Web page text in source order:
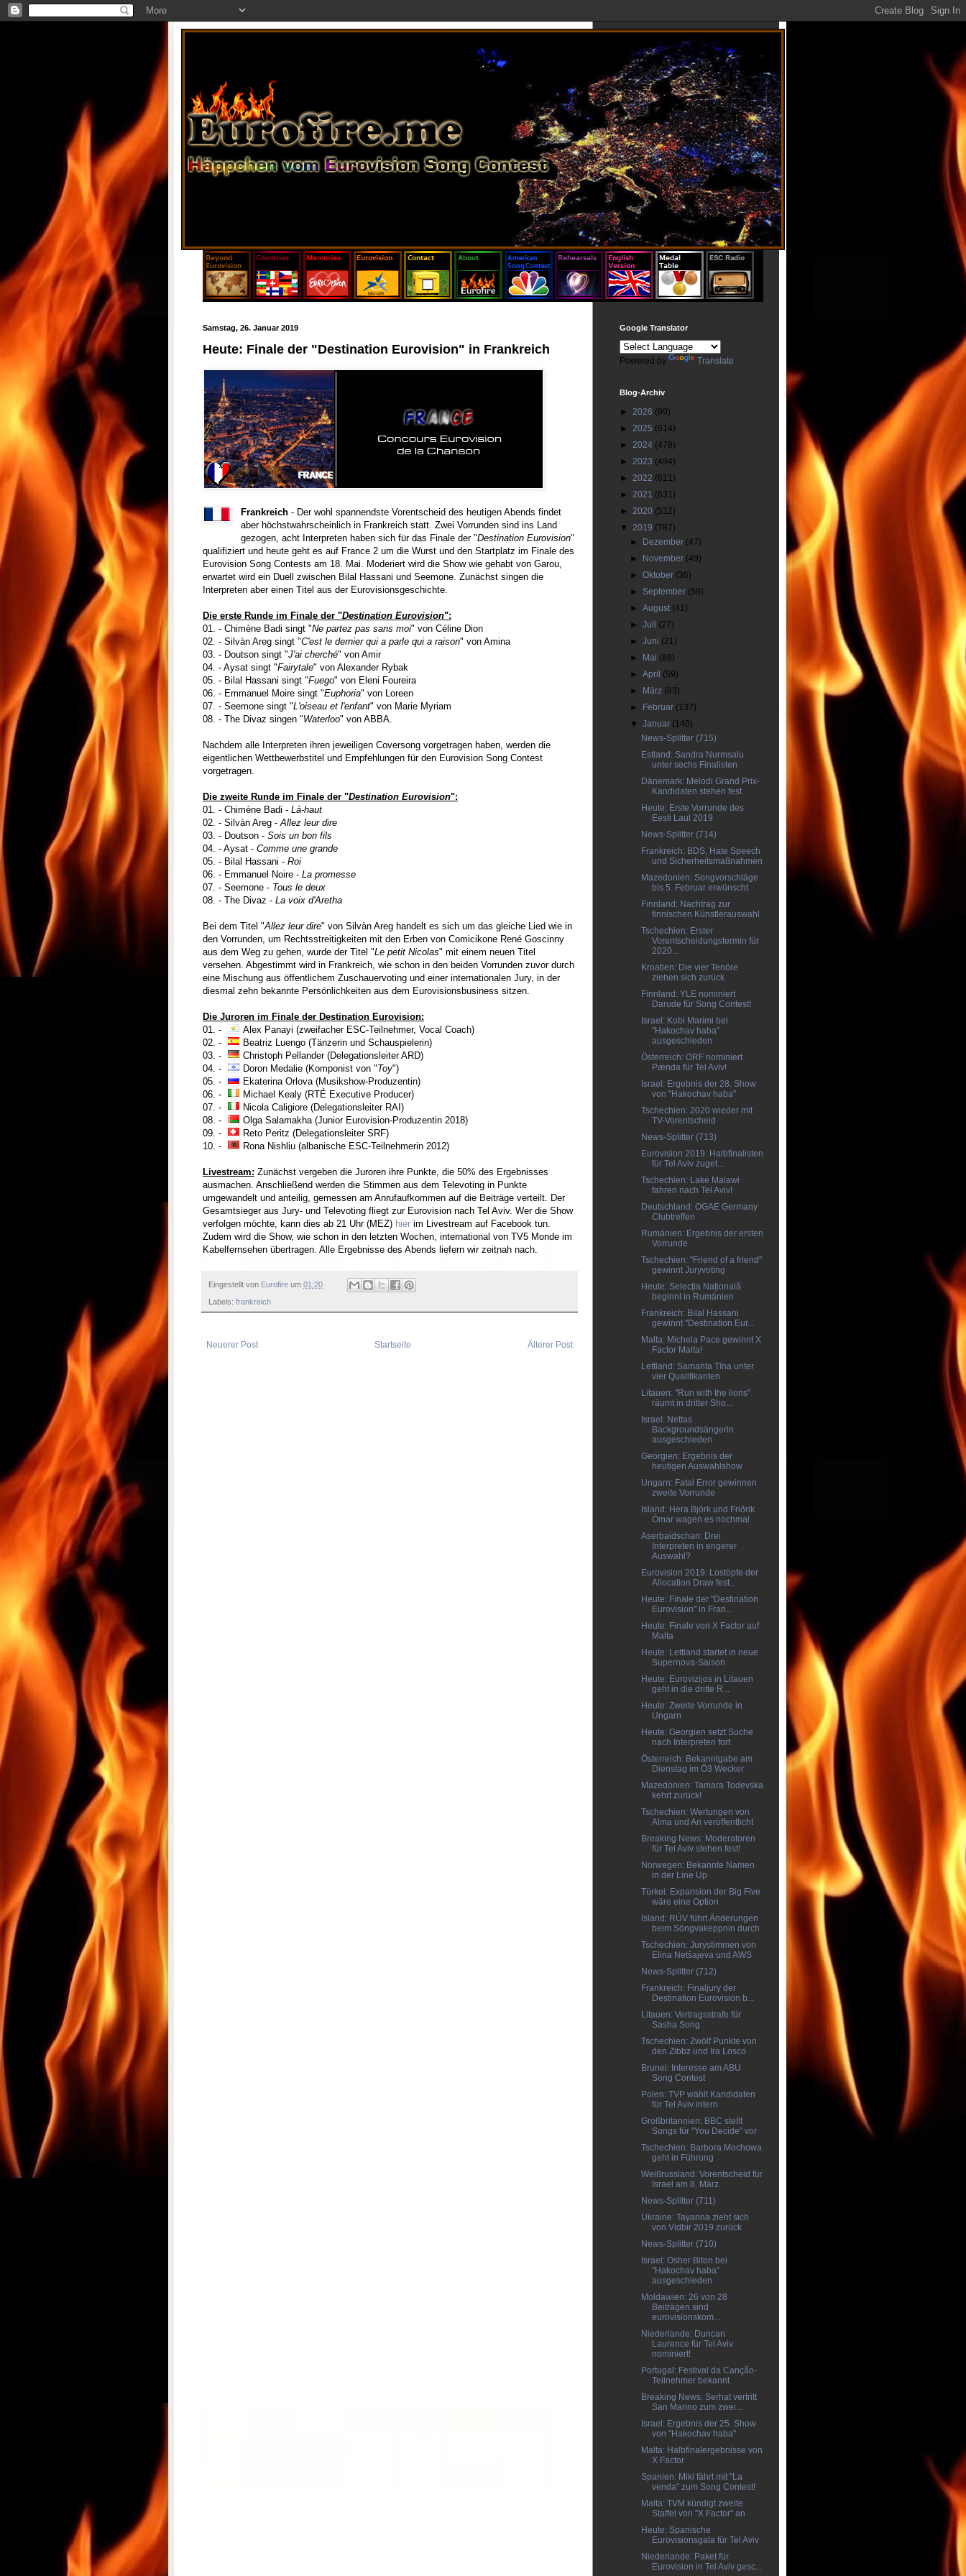
Samstag, 26. Januar 2019
Heute: Finale der "Destination Eurovision" in Frankreich
Frankreich- Der wohl spannendste Vorentscheid des heutigen Abends findet
aber höchstwahrscheinlich in Frankreich statt. Zwei Vorrunden sind ins Land
gezogen, acht Interpreten haben sich für das Finale der "Destination Eurovision"
qualifiziert und heute geht es auf France 2 um die Wurst und den Startplatz im Finale des
Eurovision Song Contests am 18. Mai. Moderiert wird die Show wie gehabt von Garou,
erwartet wird ein Duell zwischen Bilal Hassani und Seemone. Zunächst singen die
Interpreten aber einen Titel aus der Eurovisionsgeschichte.
Die erste Runde im Finale der "Destination Eurovision":
01. - Chimène Badi singt "Ne partez pas sans moi" von Céline Dion
02. - Silvàn Areg singt "C'est le dernier qui a parle qui a raison" von Amina
03. - Doutson singt "J'ai cherché" von Amir
04. - Aysat singt "Fairytale" von Alexander Rybak
05. - Bilal Hassani singt "Fuego" von Eleni Foureira
06. - Emmanuel Moire singt "Euphoria" von Loreen
07. - Seemone singt "L'oiseau et l'enfant" von Marie Myriam
08. - The Divaz singen "Waterloo" von ABBA.
Nachdem alle Interpreten ihren jeweiligen Coversong vorgetragen haben, werden die
eigentlichen Wettbewerbstitel und Empfehlungen für den Eurovision Song Contest
vorgetragen.
Die zweite Runde im Finale der "Destination Eurovision":
01. - Chimène Badi - Là-haut
02. - Silvàn Areg - Allez leur dire
03. - Doutson - Sois un bon fils
04. - Aysat - Comme une grande
05. - Bilal Hassani - Roi
06. - Emmanuel Noire - La promesse
07. - Seemone - Tous le deux
08. - The Divaz - La voix d'Aretha
Bei dem Titel "Allez leur dire" von Silvàn Areg handelt es sich um das gleiche Lied wie in
den Vorrunden, um Rechtsstreitigkeiten mit den Erben von Comicikone René Goscinny
aus dem Weg zu gehen, wurde der Titel "Le petit Nicolas" mit einem neuen Titel
versehen. Abgestimmt wird in Frankreich, wie schon in den beiden Vorrunden zuvor durch
eine Mischung aus öffentlichem Zuschauervoting und einer internationalen Jury, in der
diesmal zehn bekannte Persönlichkeiten aus dem Eurovisionsbusiness sitzen.
Die Juroren im Finale der Destination Eurovision:
01. -
Alex Panayi (zweifacher ESC-Teilnehmer, Vocal Coach)
02. -
Beatriz Luengo (Tänzerin und Schauspielerin)
03. -
Christoph Pellander (Delegationsleiter ARD)
04. -
Doron Medalie (Komponist von "Toy")
05. -
Ekaterina Orlova (Musikshow-Produzentin)
06. -
Michael Kealy (RTÉ Executive Producer)
07. -
Nicola Caligiore (Delegationsleiter RAI)
08. -
Olga Salamakha (Junior Eurovision-Produzentin 2018)
09. -
Reto Peritz (Delegationsleiter SRF)
10. -
Rona Nishliu (albanische ESC-Teilnehmerin 2012)
Livestream: Zunächst vergeben die Juroren ihre Punkte, die 50% des Ergebnisses
ausmachen. Anschließend werden die Stimmen aus dem Televoting in Punkte
umgewandelt und anteilig, gemessen am Anrufaufkommen auf die Beiträge verteilt. Der
Gesamtsieger aus Jury- und Televoting fliegt zur Eurovision nach Tel Aviv. Wer die Show
verfolgen möchte, kann dies ab 21 Uhr (MEZ) hier im Livestream auf Facebook tun.
Zudem wird die Show, wie schon in den letzten Wochen, international von TV5 Monde im
Kabelfernsehen übertragen. Alle Ergebnisse des Abends liefern wir zeitnah nach.
Eingestellt von Eurofire um 01:20
Labels: frankreich
Neuerer Post Älterer Post
Startseite
Google Translator
Powered by Translate
Blog-Archiv
► 2026 (99)
► 2025 (614)
► 2024 (478)
► 2023 (494)
► 2022 (611)
► 2021 (631)
► 2020 (512)
▼ 2019 (787)
►
Dezember (47)
►
November (49)
►Oktober (36)
► September (58)
►August (41)
►Juli (27)
►Juni (21)
►
Mai (89)
►April (59)
►
März (83)
►
Februar (137)
▼Januar (140)
News-Splitter (715)
Estland: Sandra Nurmsalu
unter sechs Finalisten
Dänemark: Melodi Grand Prix-
Kandidaten stehen fest
Heute: Erste Vorrunde des
Eesti Laul 2019
News-Splitter (714)
Frankreich: BDS, Hate Speech
und Sicherheitsmaßnahmen
Mazedonien: Songvorschläge
bis 5. Februar erwünscht
Finnland: Nachtrag zur
finnischen Künstlerauswahl
Tschechien: Erster
Vorentscheidungstermin für
2020...
Kroatien: Die vier Tenöre
ziehen sich zurück
Finnland: YLE nominiert
Darude für Song Contest!
Israel: Kobi Marimi bei
"Hakochav haba"
ausgeschieden
Österreich: ORF nominiert
Pænda für Tel Aviv!
Israel: Ergebnis der 28. Show
von "Hakochav haba"
Tschechien: 2020 wieder mit
TV-Vorentscheid
News-Splitter (713)
Eurovision 2019: Halbfinalisten
für Tel Aviv zuget...
Tschechien: Lake Malawi
fahren nach Tel Aviv!
Deutschland: OGAE Germany
Clubtreffen
Rumänien: Ergebnis der ersten
Vorrunde
Tschechien: "Friend of a friend"
gewinnt Juryvoting
Heute: Selecția Națională
beginnt in Rumänien
Frankreich: Bilal Hassani
gewinnt "Destination Eur...
Malta: Michela Pace gewinnt X
Factor Malta!
Lettland: Samanta Tīna unter
vier Qualifikanten
Litauen: "Run with the lions"
räumt in dritter Sho...
Israel: Nettas
Backgroundsängerin
ausgeschieden
Georgien: Ergebnis der
heutigen Auswahlshow
Ungarn: Fatal Error gewinnen
zweite Vorrunde
Island: Hera Björk und Friðrik
Ómar wagen es nochmal
Aserbaidschan: Drei
Interpreten in engerer
Auswahl?
Eurovision 2019: Lostöpfe der
Allocation Draw fest...
Heute: Finale der "Destination
Eurovision" in Fran...
Heute: Finale von X Factor auf
Malta
Heute: Lettland startet in neue
Supernova-Saison
Heute: Eurovizijos in Litauen
geht in die dritte R...
Heute: Zweite Vorrunde in
Ungarn
Heute: Georgien setzt Suche
nach Interpreten fort
Österreich: Bekanntgabe am
Dienstag im Ö3 Wecker
Mazedonien: Tamara Todevska
kehrt zurück!
Tschechien: Wertungen von
Alma und Ari veröffentlicht
Breaking News: Moderatoren
für Tel Aviv stehen fest!
Norwegen: Bekannte Namen
in der Line Up
Türkei: Expansion der Big Five
wäre eine Option
Island: RÚV führt Änderungen
beim Söngvakeppnin durch
Tschechien: Jurystimmen von
Elina Netšajeva und AWS
News-Splitter (712)
Frankreich: Finaljury der
Destination Eurovision b...
Litauen: Vertragsstrafe für
Sasha Song
Tschechien: Zwölf Punkte von
den Zibbz und Ira Losco
Brunei: Interesse am ABU
Song Contest
Polen: TVP wählt Kandidaten
für Tel Aviv intern
Großbritannien: BBC stellt
Songs für "You Decide" vor
Tschechien: Barbora Mochowa
geht in Führung
Weißrussland: Vorentscheid für
Israel am 8. März
News-Splitter (711)
Ukraine: Tayanna zieht sich
von Vidbir 2019 zurück
News-Splitter (710)
Israel: Osher Biton bei
"Hakochav haba"
ausgeschieden
Moldawien: 26 von 28
Beiträgen sind
eurovisionskom...
Niederlande: Duncan
Laurence für Tel Aviv
nominiert!
Portugal: Festival da Canção-
Teilnehmer bekannt
Breaking News: Serhat vertritt
San Marino zum zwei...
Israel: Ergebnis der 25. Show
von "Hakochav haba"
Malta: Halbfinalergebnisse von
X Factor
Spanien: Miki fährt mit "La
venda" zum Song Contest!
Malta: TVM kündigt zweite
Staffel von "X Factor" an
Heute: Spanische
Eurovisionsgala für Tel Aviv
Niederlande: Paket für
Eurovision in Tel Aviv gesc...